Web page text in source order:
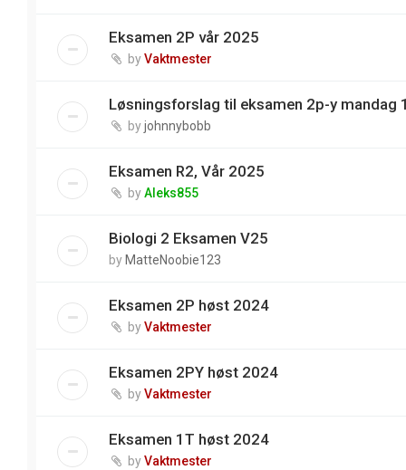
Eksamen 2P vår 2025
byVaktmester
Løsningsforslag til eksamen 2p-y mandag
byjohnnybobb
Eksamen R2, Vår 2025
byAleks855
Biologi 2 Eksamen V25
by MatteNoobie123
Eksamen 2P høst 2024
byVaktmester
Eksamen 2PY høst 2024
byVaktmester
Eksamen 1T høst 2024
byVaktmester